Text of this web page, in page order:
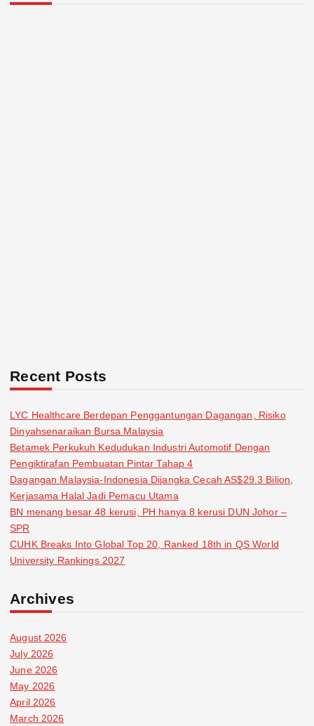
Recent Posts
LYC Healthcare Berdepan Penggantungan Dagangan, Risiko
Dinyahsenaraikan Bursa Malaysia
Betamek Perkukuh Kedudukan Industri Automotif Dengan
Pengiktirafan Pembuatan Pintar Tahap 4
Dagangan Malaysia-Indonesia Dijangka Cecah AS$29.3 Bilion,
Kerjasama Halal Jadi Pemacu Utama
BN menang besar 48 kerusi, PH hanya 8 kerusi DUN Johor –
SPR
CUHK Breaks Into Global Top 20, Ranked 18th in QS World
University Rankings 2027
Archives
August 2026
July 2026
June 2026
May 2026
April 2026
March 2026